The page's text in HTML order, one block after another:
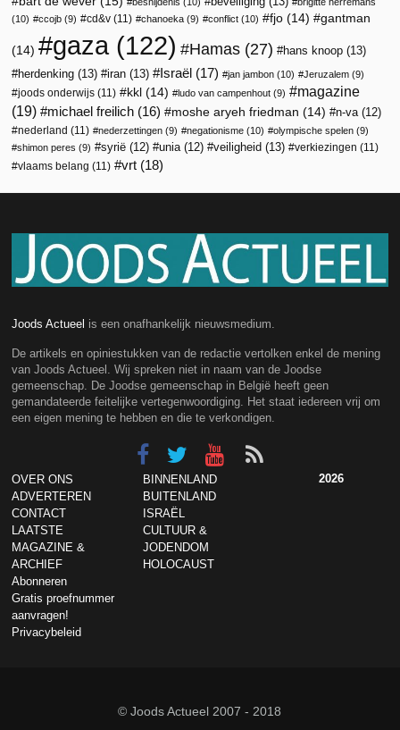
(10)
ccojb (9) cd&v (11) chanoeka (9) conflict (10) fjo (14) gantman
(14) gaza (122) Hamas (27) hans knoop (13)
herdenking (13) iran (13) Israël (17) jan jambon (10) Jeruzalem (9)
joods onderwijs (11) kkl (14) ludo van campenhout (9)
magazine
(19)
michael freilich (16) moshe aryeh friedman (14) n-va (12)
nederland (11) nederzettingen (9) negationisme (10) olympische spelen (9)
shimon peres (9) syrië (12) unia (12) veiligheid (13) verkiezingen (11)
vlaams belang (11) vrt (18)
Joods Actueel is een onafhankelijk nieuwsmedium.
De artikels en opiniestukken van de redactie vertolken enkel de mening
van Joods Actueel. Wij spreken niet in naam van de Joodse
gemeenschap. De Joodse gemeenschap in België heeft geen
gemandateerde feitelijke vertegenwoordiging. Het staat iedereen vrij om
een eigen mening te hebben en die te verkondigen.
OVER ONS
ADVERTEREN
CONTACT
LAATSTE
MAGAZINE &
ARCHIEF
Abonneren
Gratis proefnummer
aanvragen!
Privacybeleid
BINNENLAND
BUITENLAND
ISRAËL
CULTUUR &
JODENDOM
HOLOCAUST
2026
© Joods Actueel 2007 - 2018